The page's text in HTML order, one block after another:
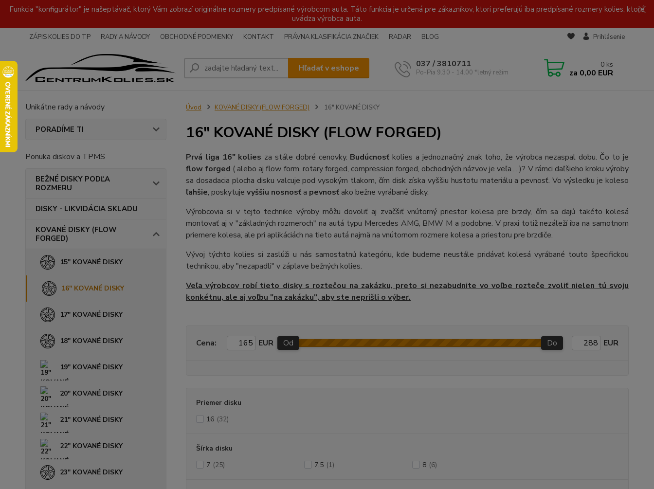
Funkcia "konfigurátor" je našeptávač, ktorý Vám zobrazí originálne rozmery predpísané výrobcom auta. Táto funkcia je určená pre zákazníkov, ktorí preferujú iba predpísané rozmery kolies, ktoré
uvádza výrobca auta.
ZÁPIS KOLIES DO TP RADY A NÁVODY OBCHODNÉ PODMIENKY KONTAKT PRÁVNA KLASIFIKÁCIA ZNAČIEK RADAR BLOG Prihlásenie
Hľadať v eshope 037 / 3810711
Po-Pia 9.30 - 14.00 *letný režim
0 ks
za 0,00 EUR
Unikátne rady a návody
PORADÍME TI
Ponuka diskov a TPMS
BEŽNÉ DISKY PODĽA
ROZMERU
DISKY - LIKVIDÁCIA SKLADU
KOVANÉ DISKY (FLOW
FORGED)
15" KOVANÉ DISKY
16" KOVANÉ DISKY
17" KOVANÉ DISKY
18" KOVANÉ DISKY
19" KOVANÉ DISKY
20" KOVANÉ DISKY
21" KOVANÉ DISKY
22" KOVANÉ DISKY
23" KOVANÉ DISKY
Úvod KOVANÉ DISKY (FLOW FORGED) 16" KOVANÉ DISKY
16" KOVANÉ DISKY (FLOW FORGED)
Prvá liga 16" kolies za stále dobré cenovky. Budúcnosť kolies a jednoznačný znak toho, že výrobca nezaspal dobu. Čo to je
flow forged ( alebo aj flow form, rotary forged, compression forged, obchodných názvov je veľa.... )? V rámci daľšieho kroku výroby
sa dosadacia plocha disku valcuje pod vysokým tlakom, čím disk získa vyššiu hustotu materiálu a pevnosť. Vo výsledku je koleso
ľahšie, poskytuje vyššiu nosnosť a pevnosťako bežne vyrábané disky.
Výrobcovia si v tejto technike výroby môžu dovoliť aj zväčšiť vnútorný priestor kolesa pre brzdy, čím sa dajú takéto kolesá
montovať aj v "základných rozmeroch" na autá typu Mercedes AMG, BMW M a podobne. V praxi totiž nezáleží iba na samotnom
priemere kolesa, ale pri aplikáciách na tieto autá najmä na vnútornom rozmere kolesa a priestoru pre brzdiče.
Vývoj týchto kolies si zaslúži u nás samostatnú kategóriu, kde budeme neustále pridávať kolesá vyrábané touto špecifickou
technikou, aby "nezapadli" v záplave bežných kolies.
Veľa výrobcov robí tieto disky s roztečou na zakázku, preto si nezabudnite vo voľbe rozteče zvoliť nielen tú svoju
konkétnu, ale aj voľbu "na zakázku", aby ste neprišli o výber.
Cena: EUR Od Do EUR
Priemer disku
16 (32)
Šírka disku
7 (25) 7,5 (1) 8 (6)